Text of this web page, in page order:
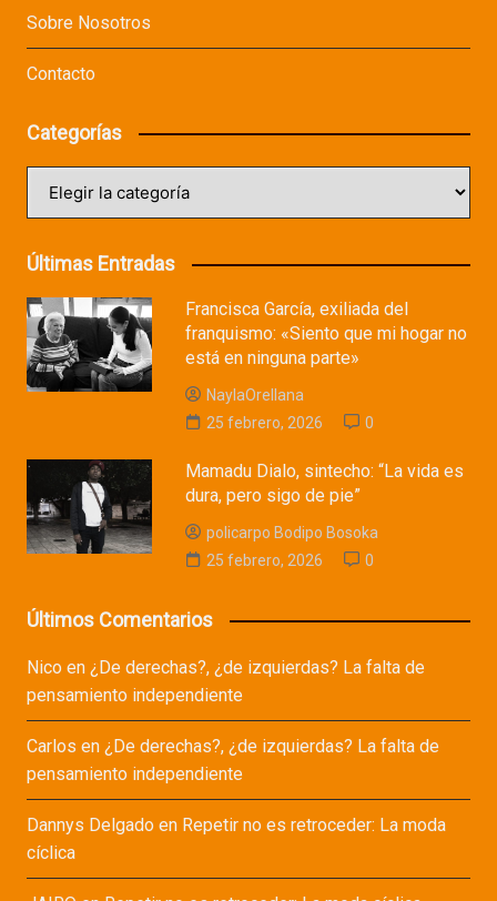
Sobre Nosotros
Contacto
Categorías
Últimas Entradas
Francisca García, exiliada del
franquismo: «Siento que mi hogar no
está en ninguna parte»
NaylaOrellana
25 febrero, 2026
0
Mamadu Dialo, sintecho: “La vida es
dura, pero sigo de pie”
policarpo Bodipo Bosoka
25 febrero, 2026
0
Últimos Comentarios
Nicoen ¿De derechas?, ¿de izquierdas? La falta de
pensamiento independiente
Carlos en ¿De derechas?, ¿de izquierdas? La falta de
pensamiento independiente
Dannys Delgadoen Repetir no es retroceder: La moda
cíclica